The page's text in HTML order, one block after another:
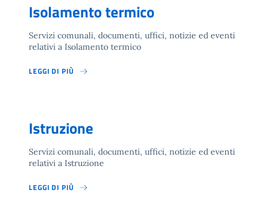
Isolamento termico
Servizi comunali, documenti, uffici, notizie ed eventi
relativi a Isolamento termico
LEGGI DI PIÙ
Istruzione
Servizi comunali, documenti, uffici, notizie ed eventi
relativi a Istruzione
LEGGI DI PIÙ